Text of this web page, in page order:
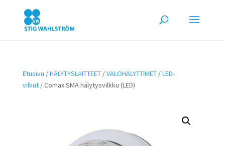
Etusivu /HÄLYTYSLAITTEET/VALOHÄLYTTIMET/LED-
vilkut/ Comax SMA hälytysvilkku (LED)